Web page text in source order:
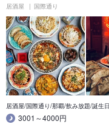
居酒屋 国際通り
居酒屋/国際通り/那覇/飲み放題/誕生日
3001～4000円